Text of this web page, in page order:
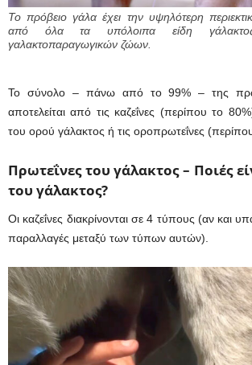
Το πρόβειο γάλα έχει την υψηλότερη
από όλα τα υπόλοιπα είδη
γαλακτοπαραγωγικών ζώων.
Το σύνολο – πάνω από το 99% – της
αποτελείται από τις καζεΐνες (περίπου το
του ορού γάλακτος ή τις οροπρωτεΐνες
Πρωτεΐνες του γάλακτος – Ποιές
του γάλακτος?
Οι καζεΐνες διακρίνονται σε 4 τύπους (αν και
παραλλαγές μεταξύ των τύπων αυτών).